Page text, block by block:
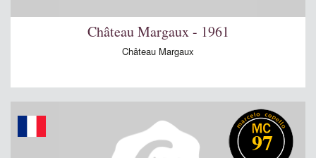
Château Margaux - 1961
Château Margaux
97